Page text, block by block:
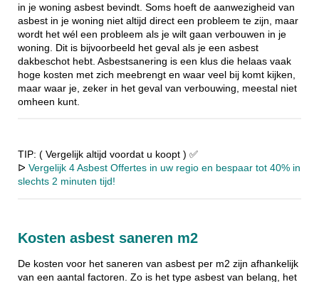
in je woning asbest bevindt. Soms hoeft de aanwezigheid van
asbest in je woning niet altijd direct een probleem te zijn, maar
wordt het wél een probleem als je wilt gaan verbouwen in je
woning. Dit is bijvoorbeeld het geval als je een asbest
dakbeschot hebt. Asbestsanering is een klus die helaas vaak
hoge kosten met zich meebrengt en waar veel bij komt kijken,
maar waar je, zeker in het geval van verbouwing, meestal niet
omheen kunt.
TIP: ( Vergelijk altijd voordat u koopt ) ✅
ᐅ Vergelijk 4 Asbest Offertes in uw regio en bespaar tot 40% in
slechts 2 minuten tijd!
Kosten asbest saneren m2
De kosten voor het saneren van asbest per m2 zijn afhankelijk
van een aantal factoren. Zo is het type asbest van belang, het